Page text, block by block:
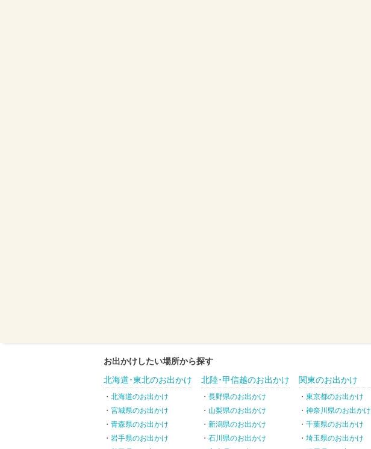
お出かけしたい場所から探す
北海道･東北のお出かけ
北海道のお出かけ
宮城県のお出かけ
青森県のお出かけ
岩手県のお出かけ
北陸･甲信越のお出かけ
長野県のお出かけ
山梨県のお出かけ
新潟県のお出かけ
石川県のお出かけ
関東のお出かけ
東京都のお出かけ
神奈川県のお出かけ
千葉県のお出かけ
埼玉県のお出かけ